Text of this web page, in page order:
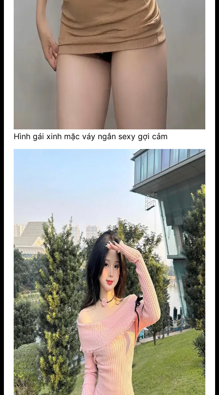
Hình gái xinh mặc váy ngắn sexy gợi cảm